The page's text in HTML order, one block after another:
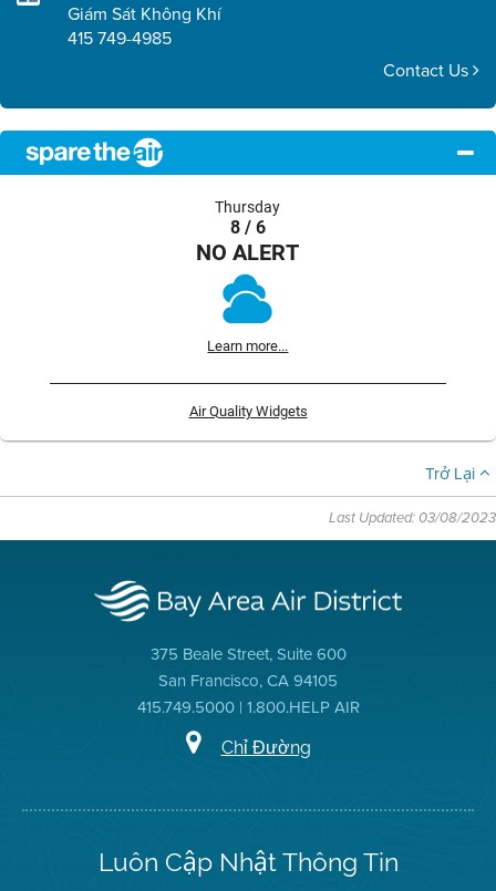
Giám Sát Không Khí
415 749-4985
Contact Us
Thursday
8 / 6
NO ALERT
Learn more...
Air Quality Widgets
Trở Lại
Last Updated: 03/08/2023
375 Beale Street, Suite 600
San Francisco, CA 94105
415.749.5000 | 1.800.HELP AIR
Chỉ Đường
Luôn Cập Nhật Thông Tin